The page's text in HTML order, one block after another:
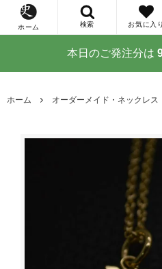
ホーム 検索 お気に入り
本日のご発注分は
ホーム オーダーメイド・ネックレス